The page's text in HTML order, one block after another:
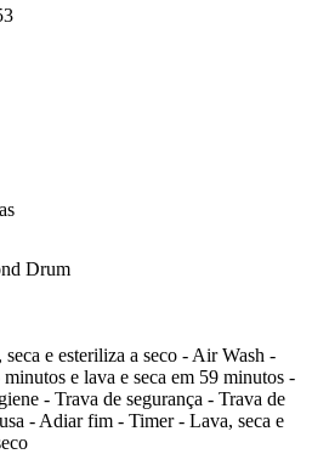
Drum
seca e esteriliza a seco - Air Wash -
e lava e seca em 59 minutos -
- Trava de segurança - Trava de
- Adiar fim - Timer - Lava, seca e